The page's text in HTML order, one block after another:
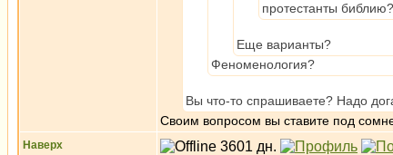
протестанты библию?
Еще варианты?
Феноменология?
Вы что-то спрашиваете? Надо
Своим вопросом вы ставите под
Наверх